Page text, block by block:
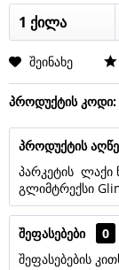
შეინახე
პროდუქტის კოდი:
პროდუქტის
პარკეტის ლაქი
გლიმტრექსი
შეფასებები
0
შეფასებების